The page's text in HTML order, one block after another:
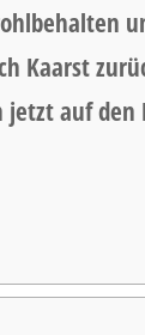
Kaarst
auf den